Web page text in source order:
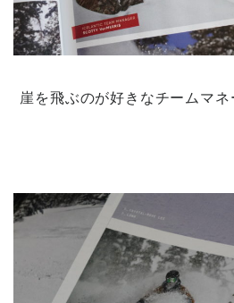
崖を飛ぶのが好きなチームマ